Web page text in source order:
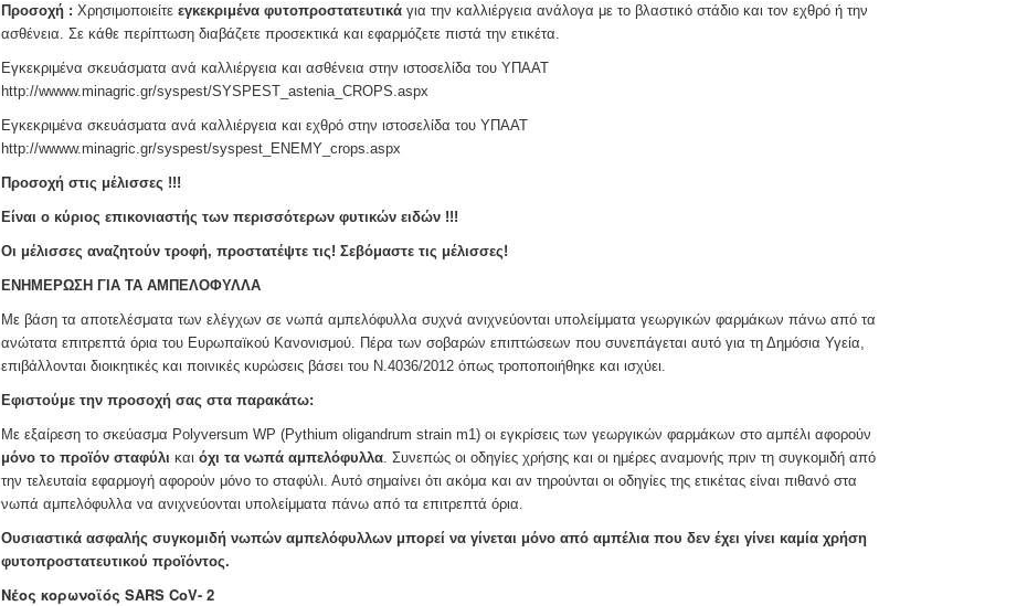
Προσοχή : Χρησιμοποιείτε εγκεκριμένα φυτοπροστατευτικάγια την καλλιέργεια ανάλογα με το βλαστικό στάδιο και τον εχθρό ή την
ασθένεια. Σε κάθε περίπτωση διαβάζετε προσεκτικά και εφαρμόζετε πιστά την ετικέτα.
Εγκεκριμένα σκευάσματα ανά καλλιέργεια και ασθένεια στην ιστοσελίδα του ΥΠΑΑΤ
http://wwww.minagric.gr/syspest/SYSPEST_astenia_CROPS.aspx
Εγκεκριμένα σκευάσματα ανά καλλιέργεια και εχθρό στην ιστοσελίδα του ΥΠΑΑΤ
http://wwww.minagric.gr/syspest/syspest_ENEMY_crops.aspx
Προσοχή στις μέλισσες !!!
Είναι ο κύριος επικονιαστής των περισσότερων φυτικών ειδών !!!
Οι μέλισσες αναζητούν τροφή, προστατέψτε τις! Σεβόμαστε τις μέλισσες!
ΕΝΗΜΕΡΩΣΗ ΓΙΑ ΤΑ ΑΜΠΕΛΟΦΥΛΛΑ
Με βάση τα αποτελέσματα των ελέγχων σε νωπά αμπελόφυλλα συχνά ανιχνεύονται υπολείμματα γεωργικών φαρμάκων πάνω από τα
ανώτατα επιτρεπτά όρια του Ευρωπαϊκού Κανονισμού. Πέρα των σοβαρών επιπτώσεων που συνεπάγεται αυτό για τη Δημόσια Υγεία,
επιβάλλονται διοικητικές και ποινικές κυρώσεις βάσει του Ν.4036/2012 όπως τροποποιήθηκε και ισχύει.
Εφιστούμε την προσοχή σας στα παρακάτω:
Με εξαίρεση το σκεύασμα Polyversum WP (Pythium oligandrum strain m1) οι εγκρίσεις των γεωργικών φαρμάκων στο αμπέλι αφορούν
μόνο το προϊόν σταφύλι και όχι τα νωπά αμπελόφυλλα. Συνεπώς οι οδηγίες χρήσης και οι ημέρες αναμονής πριν τη συγκομιδή από
την τελευταία εφαρμογή αφορούν μόνο το σταφύλι. Αυτό σημαίνει ότι ακόμα και αν τηρούνται οι οδηγίες της ετικέτας είναι πιθανό στα
νωπά αμπελόφυλλα να ανιχνεύονται υπολείμματα πάνω από τα επιτρεπτά όρια.
Ουσιαστικά ασφαλής συγκομιδή νωπών αμπελόφυλλων μπορεί να γίνεται μόνο από αμπέλια που δεν έχει γίνει καμία χρήση
φυτοπροστατευτικού προϊόντος.
Νέος κορωνοϊός SARS CoV- 2